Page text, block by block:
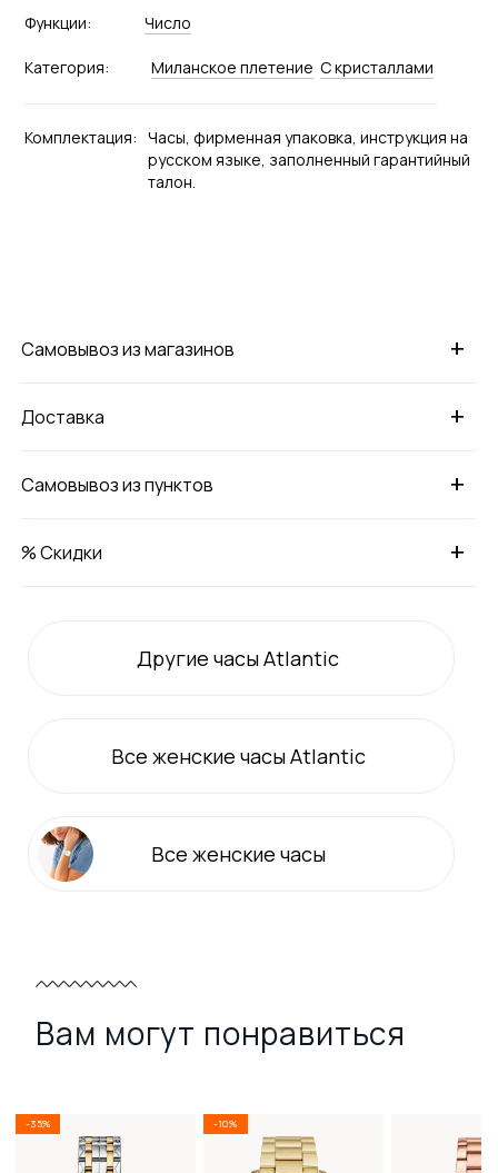
Функции: Число
Категория: Миланское плетение С кристаллами
Комплектация: Часы, фирменная упаковка, инструкция на
русском языке, заполненный гарантийный
талон.
+
Самовывоз из магазинов
+
Доставка
+
Самовывоз из пунктов
+
% Скидки
Другие часы Atlantic
Все женские часы Atlantic
Все женские часы
Вам могут понравиться
-35% -10%